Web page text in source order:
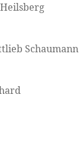
Schaumann